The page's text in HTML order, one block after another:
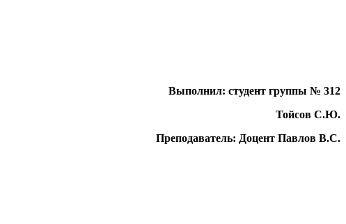
Выполнил: студент группы № 312
Тойсов С.Ю.
Преподаватель: Доцент Павлов В.С.